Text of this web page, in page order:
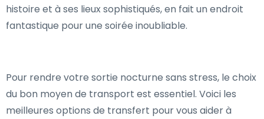
histoire et à ses lieux sophistiqués, en fait un endroit
fantastique pour une soirée inoubliable.
Pour rendre votre sortie nocturne sans stress, le choix
du bon moyen de transport est essentiel. Voici les
meilleures options de transfert pour vous aider à